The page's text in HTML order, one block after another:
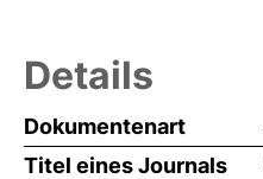
Details
Dokumentenart
Titel eines Journals